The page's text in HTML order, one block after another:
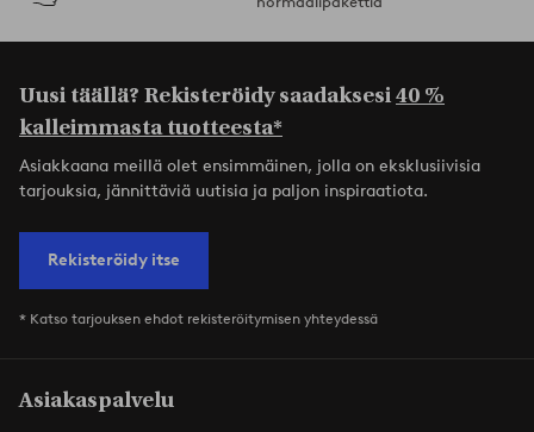
Uusi täällä? Rekisteröidy saadaksesi40 %
kalleimmasta tuotteesta*
Asiakkaana meillä olet ensimmäinen, jolla on eksklusiivisia
tarjouksia, jännittäviä uutisia ja paljon inspiraatiota.
Rekisteröidy itse
* Katso tarjouksen ehdot rekisteröitymisen yhteydessä
Asiakaspalvelu